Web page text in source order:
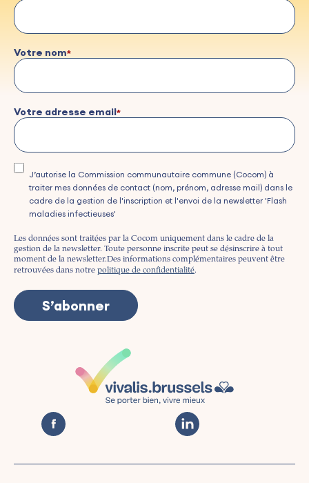
Votre nom
Votre adresse email
J’autorise la Commission communautaire commune (Cocom) à
traiter mes données de contact (nom, prénom, adresse mail) dans le
cadre de la gestion de l'inscription et l'envoi de la newsletter 'Flash
maladies infectieuses'
Les données sont traitées par la Cocom uniquement dans le cadre de la
gestion de la newsletter. Toute personne inscrite peut se désinscrire à tout
moment de la newsletter.Des informations complémentaires peuvent être
retrouvées dans notre politique de confidentialité.